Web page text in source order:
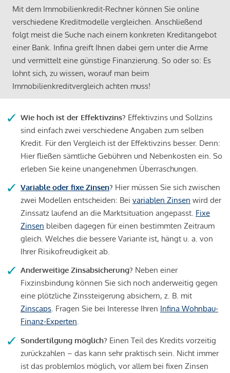
Mit dem Immobilienkredit-Rechner können Sie online
verschiedene Kreditmodelle vergleichen. Anschließend
folgt meist die Suche nach einem konkreten Kreditangebot
einer Bank. Infina greift Ihnen dabei gern unter die Arme
und vermittelt eine günstige Finanzierung. So oder so: Es
lohnt sich, zu wissen, worauf man beim
Immobilienkreditvergleich achten muss!
Wie hoch ist der Effektivzins? Effektivzins und Sollzins
sind einfach zwei verschiedene Angaben zum selben
Kredit. Für den Vergleich ist der Effektivzins besser. Denn:
Hier fließen sämtliche Gebühren und Nebenkosten ein. So
erleben Sie keine unangenehmen Überraschungen.
Variable oder fixe Zinsen? Hier müssen Sie sich zwischen
zwei Modellen entscheiden: Bei variablen Zinsen wird der
Zinssatz laufend an die Marktsituation angepasst. Fixe
Zinsen bleiben dagegen für einen bestimmten Zeitraum
gleich. Welches die bessere Variante ist, hängt u. a. von
Ihrer Risikofreudigkeit ab.
Anderweitige Zinsabsicherung? Neben einer
Fixzinsbindung können Sie sich noch anderweitig gegen
eine plötzliche Zinssteigerung absichern, z. B. mit
Zinscaps. Fragen Sie bei Interesse Ihren Infina Wohnbau-
Finanz-Experten.
Sondertilgung möglich? Einen Teil des Kredits vorzeitig
zurückzahlen – das kann sehr praktisch sein. Nicht immer
ist das problemlos möglich, vor allem bei fixen Zinsen